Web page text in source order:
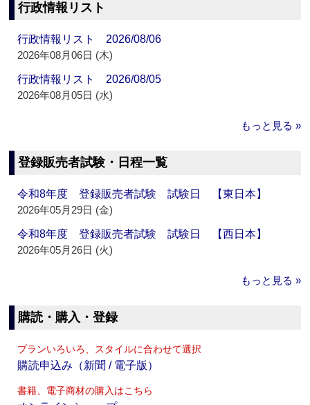
行政情報リスト
行政情報リスト 2026/08/06
2026年08月06日 (木)
行政情報リスト 2026/08/05
2026年08月05日 (水)
もっと見る »
登録販売者試験・日程一覧
令和8年度 登録販売者試験 試験日 【東日本】
2026年05月29日 (金)
令和8年度 登録販売者試験 試験日 【西日本】
2026年05月26日 (火)
もっと見る »
購読・購入・登録
プランいろいろ、スタイルに合わせて選択
購読申込み（新聞 / 電子版）
書籍、電子商材の購入はこちら